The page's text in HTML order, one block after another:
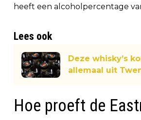
heeft een alcoholpercentage
Lees ook
Deze whisky’s
allemaal uit
Hoe proeft de